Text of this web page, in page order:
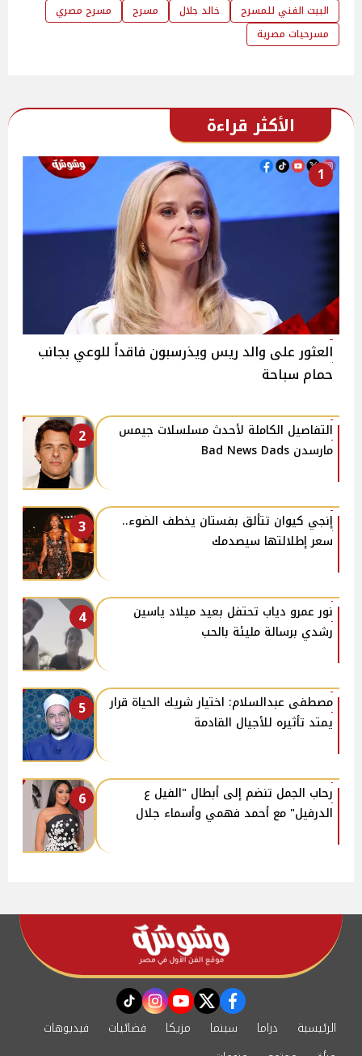
البيت الفني للمسرح
خالد جلال مسرح
مسرح مصري
مسرحيات مصرية
الأكثر قراءة
1
العثور على والد ريس ويذرسبون فاقداً للوعي بجانب
حمام سباحة
2
التفاصيل الكاملة لأحدث مسلسلات جيمس
مارسدن Bad News Dads
3
إنجي كيوان تتألق بفستان يخطف الضوء..
سعر إطلالتها سيصدمك
4
نور عمرو دياب تحتفل بعيد ميلاد ياسين
رشدي برسالة مليئة بالحب
5
مصطفى عبدالسلام: اختيار شريك الحياة قرار
يمتد تأثيره للأجيال القادمة
6
رحاب الجمل تنضم إلى أبطال "الفيل ع
الدرفيل" مع أحمد فهمي وأسماء جلال
facebook
twitter
youtube
instagram
tiktok
الرئيسية دراما سينما مزيكا فضائيات
فيديوهات